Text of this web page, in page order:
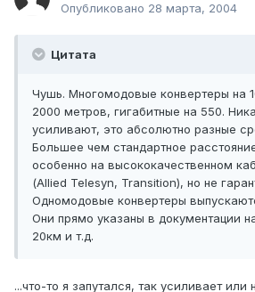
Опубликовано 28 марта, 2004
Цитата
Чушь. Многомодовые конвертеры на
2000 метров, гигабитные на 550.
усиливают, это абсолютно разные
Большее чем стандартное
особенно на высококачественном
(Allied Telesyn, Transition), но не
Одномодовые конвертеры
Они прямо указаны в документации
20км и т.д.
...что-то я запутался, так усиливает или